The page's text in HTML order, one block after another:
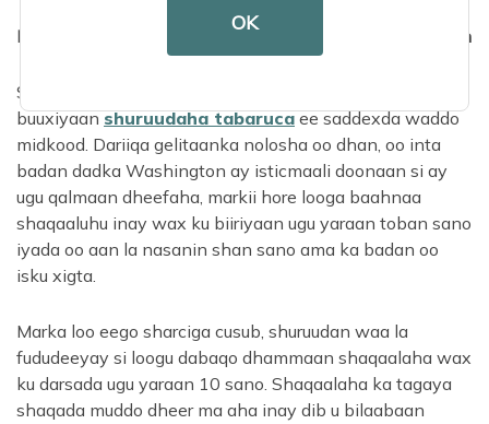
Fududeynta shuruudaha tabaruca ee tobanka sano ah
Si aad ugu qalanto manfacyada, shaqaaluhu waa inay
buuxiyaanshuruudaha tabarucaee saddexda waddo
midkood. Dariiqa gelitaanka nolosha oo dhan, oo inta
badan dadka Washington ay isticmaali doonaan si ay
ugu qalmaan dheefaha, markii hore looga baahnaa
shaqaaluhu inay wax ku biiriyaan ugu yaraan toban sano
iyada oo aan la nasanin shan sano ama ka badan oo
isku xigta.
Marka loo eego sharciga cusub, shuruudan waa la
fududeeyay si loogu dabaqo dhammaan shaqaalaha wax
ku darsada ugu yaraan 10 sano. Shaqaalaha ka tagaya
shaqada muddo dheer ma aha inay dib u bilaabaan
OK